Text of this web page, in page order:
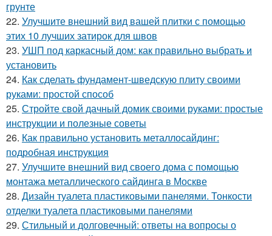
грунте
22. Улучшите внешний вид вашей плитки с помощью
этих 10 лучших затирок для швов
23. УШП под каркасный дом: как правильно выбрать и
установить
24. Как сделать фундамент-шведскую плиту своими
руками: простой способ
25. Стройте свой дачный домик своими руками: простые
инструкции и полезные советы
26. Как правильно установить металлосайдинг:
подробная инструкция
27. Улучшите внешний вид своего дома с помощью
монтажа металлического сайдинга в Москве
28. Дизайн туалета пластиковыми панелями. Тонкости
отделки туалета пластиковыми панелями
29. Стильный и долговечный: ответы на вопросы о